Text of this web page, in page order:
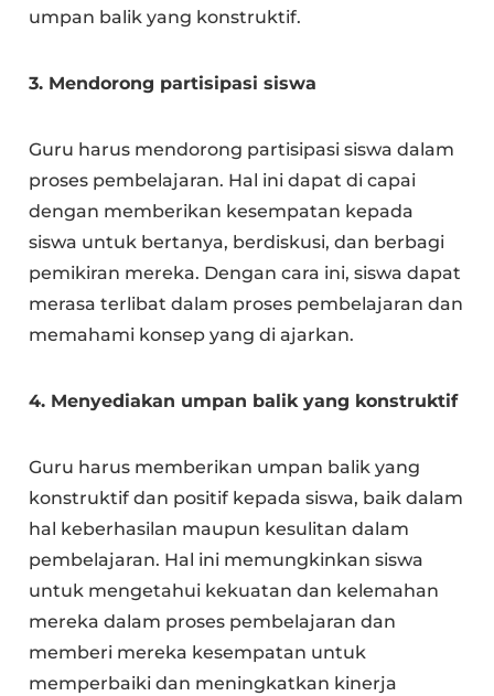
umpan balik yang konstruktif.
3. Mendorong partisipasi siswa
Guru harus mendorong partisipasi siswa dalam
proses pembelajaran. Hal ini dapat di capai
dengan memberikan kesempatan kepada
siswa untuk bertanya, berdiskusi, dan berbagi
pemikiran mereka. Dengan cara ini, siswa dapat
merasa terlibat dalam proses pembelajaran dan
memahami konsep yang di ajarkan.
4. Menyediakan umpan balik yang konstruktif
Guru harus memberikan umpan balik yang
konstruktif dan positif kepada siswa, baik dalam
hal keberhasilan maupun kesulitan dalam
pembelajaran. Hal ini memungkinkan siswa
untuk mengetahui kekuatan dan kelemahan
mereka dalam proses pembelajaran dan
memberi mereka kesempatan untuk
memperbaiki dan meningkatkan kinerja